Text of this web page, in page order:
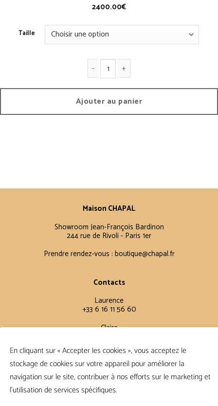
En cliquant sur « Accepter les cookies », vous acceptez le
stockage de cookies sur votre appareil pour améliorer la
navigation sur le site, contribuer à nos efforts sur le marketing et
l'utilisation de services spécifiques.
2400.00€
Taille
Ajouter au panier
Maison CHAPAL
Showroom Jean-François Bardinon
244 rue de Rivoli - Paris 1er
Prendre rendez-vous : boutique@chapal.fr
Contacts
Laurence
+33 6 16 11 56 60
Claire
Conditions Générales
FAQ
Conditions de vente